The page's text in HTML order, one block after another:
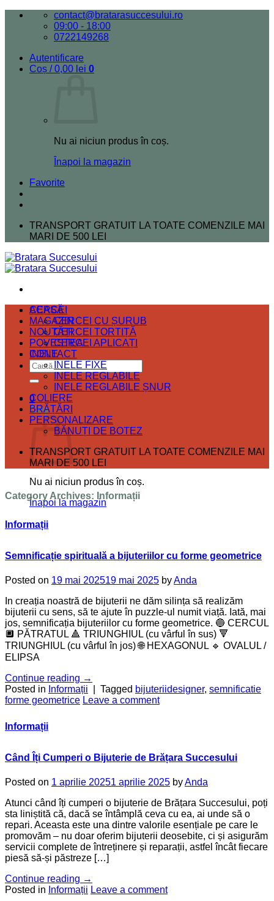
Skip
contact@bratarasuccesului.ro
09:00 - 18:00
0722149268
Autentificare
Coș /0,00 lei 0
Nu ai niciun produs în coș.
Înapoi la magazin
Favorite
TRANSPORT GRATUIT LA TOATE COMENZILE MAI
MARI DE 500 LEI
ACASĂ
MAGAZIN
NOUTĂȚI
POVESTEA
CONTACT
Caută
după:
0
Coș
Nu ai niciun produs în coș.
Înapoi la magazin
CERCEI
CERCEI CU ȘURUB
CERCEI TORTIȚĂ
CERCEI APLICAȚI
INELE
INELE FIXE
INELE REGLABILE
INELE REGLABILE ȘNUR
COLIERE
BRĂȚĂRI
PERSONALIZARE
BĂNUȚI DE BOTEZ
TRANSPORT GRATUIT LA TOATE COMENZILE MAI
MARI DE 500 LEI
Category Archives: Informații
Informații
Semnificație spirituală a bijuteriilor cu forme geometrice
Posted on 19 mai 202519 mai 2025 byAnda
In creația noastră de bijuterii ne dăm silința să realizăm
bijuterii cu sens, să te ajute în puzzle-ul numit viață. Iată, mai
jos, semnificația bijuteriilor cu forme geometrice. 🔵 CERCUL
🔲 PĂTRATUL 🔺 TRIUNGHIUL (cu vârful în sus) 🔻
TRIUNGHIUL (cu vârful în jos) 🌐 HEXAGONUL 🔹 OVALUL /
ELIPSA
Continue reading →
Posted in Informații Tagged bijuteriidesigner, semnificatie
forme geometrice Leave a comment
Informații
Când Îți Cumperi o Bijuterie de Brățara Succesului
Posted on 1 aprilie 20251 aprilie 2025 byAnda
Atunci când îți cumperi o bijuterie de Brățara Succesului, poți
sta liniștită că, dacă se întâmplă ceva cu ea, ai unde să o
repari. Aceasta este una dintre valorile esențiale pe care le
promovăm – nu doar oferim bijuterii deosebite, ci și asigurăm
servicii complete de întreținere și reparații, astfel încât fiecare
piesă să-și păstreze […]
Continue reading →
Posted in Informații Leave a comment